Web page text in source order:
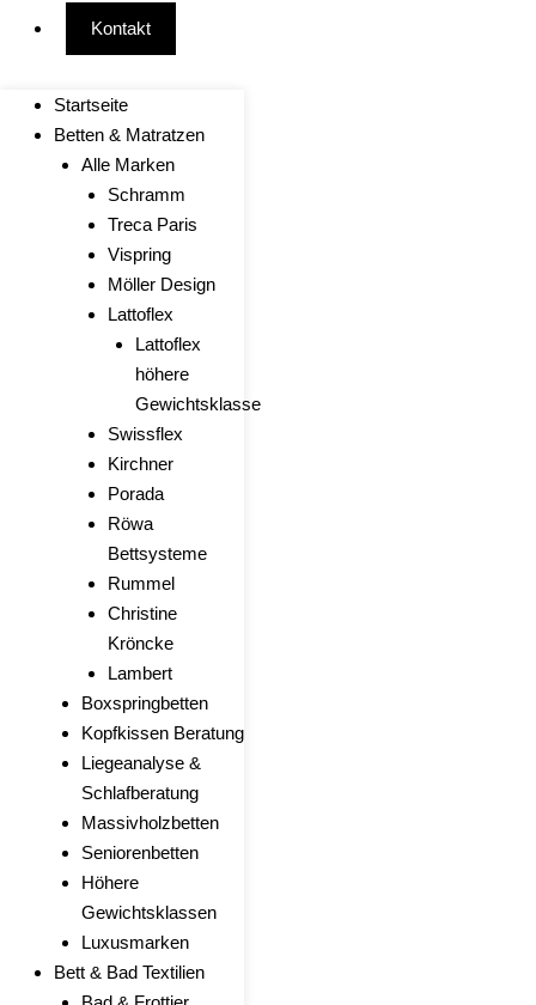
Kontakt
Startseite
Betten & Matratzen
Alle Marken
Schramm
Treca Paris
Vispring
Möller Design
Lattoflex
Lattoflex
höhere
Gewichtsklasse
Swissflex
Kirchner
Porada
Röwa
Bettsysteme
Rummel
Christine
Kröncke
Lambert
Boxspringbetten
Kopfkissen Beratung
Liegeanalyse &
Schlafberatung
Massivholzbetten
Seniorenbetten
Höhere
Gewichtsklassen
Luxusmarken
Bett & Bad Textilien